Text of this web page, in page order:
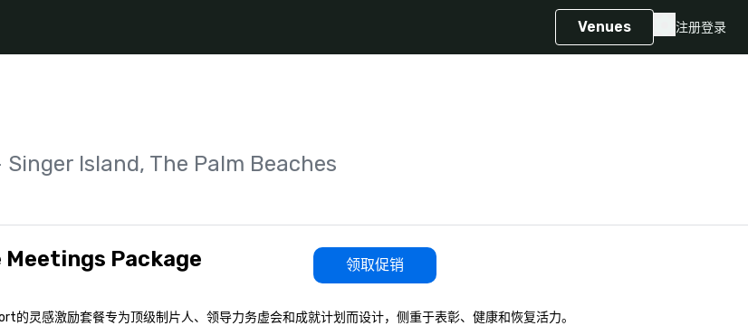
Venues 注册登录
Island, The Palm Beaches
Package 领取促销
的灵感激励套餐专为顶级制片人、领导力务虚会和成就计划而设计，侧重于表彰、健康和恢复活力。